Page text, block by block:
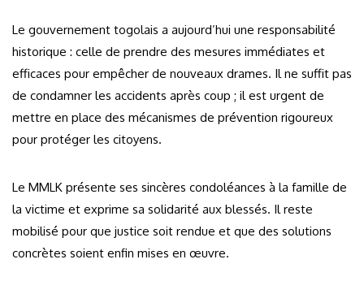
Le gouvernement togolais a aujourd’hui une responsabilité
historique : celle de prendre des mesures immédiates et
efficaces pour empêcher de nouveaux drames. Il ne suffit pas
de condamner les accidents après coup ; il est urgent de
mettre en place des mécanismes de prévention rigoureux
pour protéger les citoyens.
Le MMLK présente ses sincères condoléances à la famille de
la victime et exprime sa solidarité aux blessés. Il reste
mobilisé pour que justice soit rendue et que des solutions
concrètes soient enfin mises en œuvre.